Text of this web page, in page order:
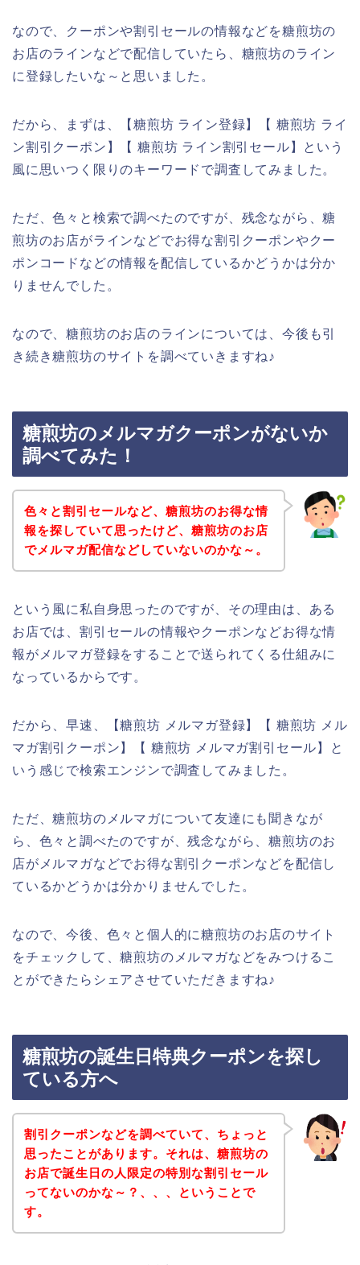
なので、クーポンや割引セールの情報などを糖煎坊の
お店のラインなどで配信していたら、糖煎坊のライン
に登録したいな～と思いました。
だから、まずは、【糖煎坊 ライン登録】【 糖煎坊 ライ
ン割引クーポン】【 糖煎坊 ライン割引セール】という
風に思いつく限りのキーワードで調査してみました。
ただ、色々と検索で調べたのですが、残念ながら、糖
煎坊のお店がラインなどでお得な割引クーポンやクー
ポンコードなどの情報を配信しているかどうかは分か
りませんでした。
なので、糖煎坊のお店のラインについては、今後も引
き続き糖煎坊のサイトを調べていきますね♪
糖煎坊のメルマガクーポンがないか
調べてみた！
色々と割引セールなど、糖煎坊のお得な情
報を探していて思ったけど、糖煎坊のお店
でメルマガ配信などしていないのかな～。
という風に私自身思ったのですが、その理由は、ある
お店では、割引セールの情報やクーポンなどお得な情
報がメルマガ登録をすることで送られてくる仕組みに
なっているからです。
だから、早速、【糖煎坊 メルマガ登録】【 糖煎坊 メル
マガ割引クーポン】【 糖煎坊 メルマガ割引セール】と
いう感じで検索エンジンで調査してみました。
ただ、糖煎坊のメルマガについて友達にも聞きなが
ら、色々と調べたのですが、残念ながら、糖煎坊のお
店がメルマガなどでお得な割引クーポンなどを配信し
ているかどうかは分かりませんでした。
なので、今後、色々と個人的に糖煎坊のお店のサイト
をチェックして、糖煎坊のメルマガなどをみつけるこ
とができたらシェアさせていただきますね♪
糖煎坊の誕生日特典クーポンを探し
ている方へ
割引クーポンなどを調べていて、ちょっと
思ったことがあります。それは、糖煎坊の
お店で誕生日の人限定の特別な割引セール
ってないのかな～？、、、ということで
す。